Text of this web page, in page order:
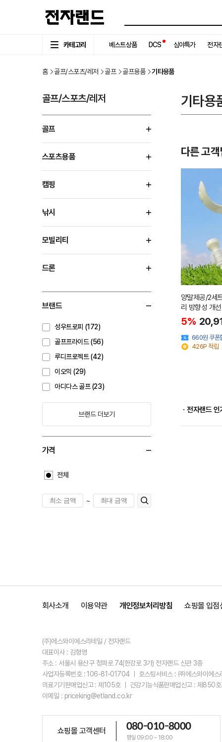
카테고리 베스트상품 DCS 심야특가 전자
홈 골프/스포츠/레저 골프 골프용품 기타용품
골프/스포츠/레저
골프
스포츠용품
캠핑
낚시
모빌리티
드론
브랜드
성우트로피 (172)
골프프라이드 (56)
루디프로젝트 (42)
이오믹 (29)
아디다스 골프 (23)
브랜드 더보기
가격
전체
~
기타용
다른 고
양말제공/2세
리 방향성 개
5%
660원 쿠폰
426P 적립
ㆍ전자랜드 인
회사소개 이용약관 개인정보처리방침 쇼핑몰 입점
(주)에스와이에스리테일 / 전자랜드
대표이사 : 김형영
주소 : 서울시 용산구 청파로 74(한강로 3가) 전자랜드 신관 3층
사업자등록번호 : 106-81-01704 ㅣ 호스팅서비스 : ㈜에스와이에
의료기기판매업신고 : 제105호 ㅣ 건강기능식품판매업신고 : 제850
이메일 : priceking@etland.co.kr
쇼핑몰 고객센터 080-010-8000
평일 09:00 ~ 18:00